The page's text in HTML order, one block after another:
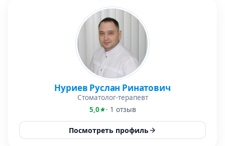
Нуриев Руслан Ринатович
Стоматолог-терапевт
5,0
· 1 отзыв
Посмотреть профиль